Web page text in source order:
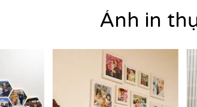
ẢNH DÁN TƯỜNG PRINTEK:
Ảnh in